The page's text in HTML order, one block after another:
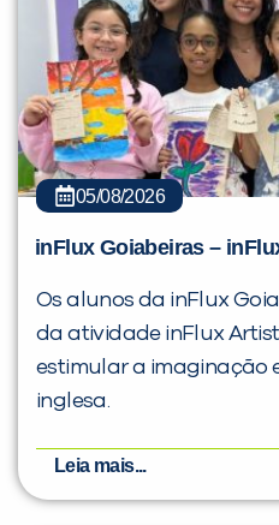
05/08/2026
inFlux Goiabeiras –
Os alunos da inFlux
da atividade inFlux
estimular a imaginação
inglesa.
Leia mais...